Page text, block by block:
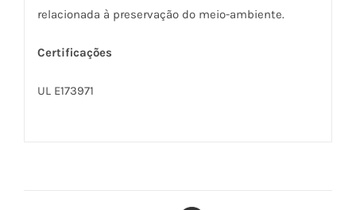
relacionada à preservação do meio-ambiente.
Certificações
UL E173971